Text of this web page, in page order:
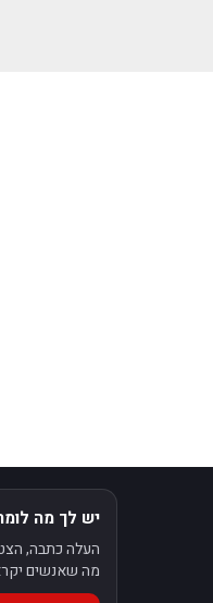
יש לך מה
העלה כתבה,
מה שאנשים